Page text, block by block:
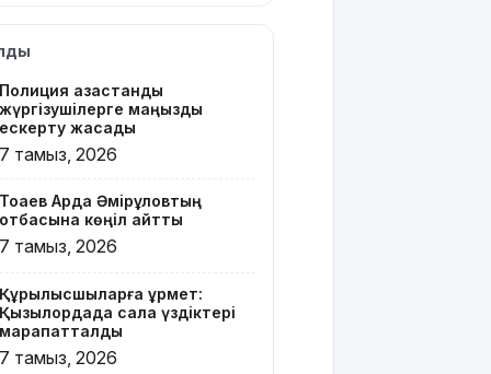
Қарағандада
бар жейде
киген
жолаушы
қызу
түсті
Президент
Қазақстан
облысының
90
жылдығымен
Полиция қазақстандық
жүргізушілерге маңызды
ескерту жасады
7 тамыз, 2026
Тоқаев Ардақ Әмірқұловтың
отбасына көңіл айтты
7 тамыз, 2026
Құрылысшыларға құрмет:
Қызылордада сала үздіктері
марапатталды
7 тамыз, 2026